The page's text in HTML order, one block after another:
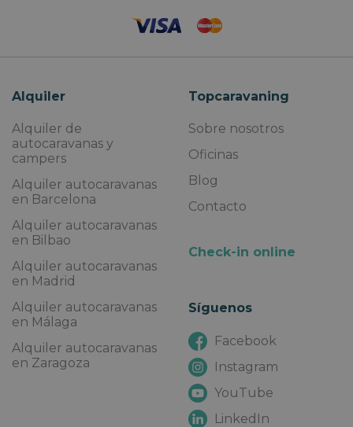
Alquiler
Alquiler de
autocaravanas y
campers
Alquiler autocaravanas
en Barcelona
Alquiler autocaravanas
en Bilbao
Alquiler autocaravanas
en Madrid
Alquiler autocaravanas
en Málaga
Alquiler autocaravanas
en Zaragoza
Topcaravaning
Sobre nosotros
Oficinas
Blog
Contacto
Check-in online
Síguenos
Facebook
Instagram
YouTube
LinkedIn